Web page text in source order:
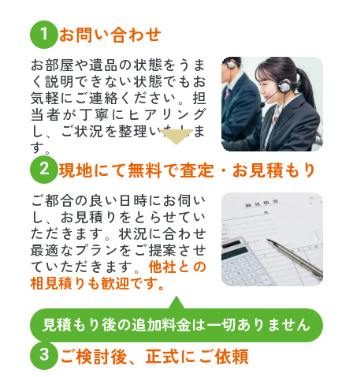
1 お問い合わせ
お部屋や遺品の状態をうま
く説明できない状態でもお
気軽にご連絡ください。担
当者が丁寧にヒアリング
し、ご状況を整理いたしま
す。
2 現地にて無料で査定・お見積もり
ご都合の良い日時にお伺い
し、お見積りをとらせてい
ただきます。状況に合わせ
最適なプランをご提案させ
ていただきます。 他社との
相見積りも歓迎です。
見積もり後の追加料金は一切ありません
3 ご検討後、正式にご依頼